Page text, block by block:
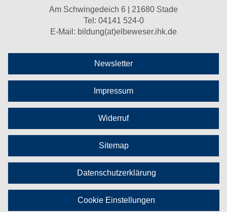
Am Schwingedeich 6 | 21680 Stade
Tel: 04141 524-0
E-Mail: bildung(at)elbeweser.ihk.de
Newsletter
Impressum
Widerruf
Sitemap
Datenschutzerklärung
Cookie Einstellungen